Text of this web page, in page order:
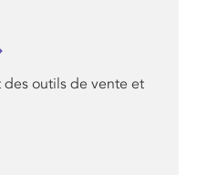
des outils de vente et